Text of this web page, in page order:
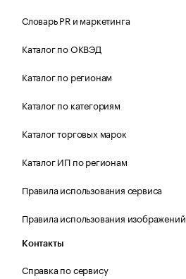
Словарь PR и маркетинга
Каталог по ОКВЭД
Каталог по регионам
Каталог по категориям
Каталог торговых марок
Каталог ИП по регионам
Правила использования сервиса
Правила использования изображений
Контакты
Справка по сервису